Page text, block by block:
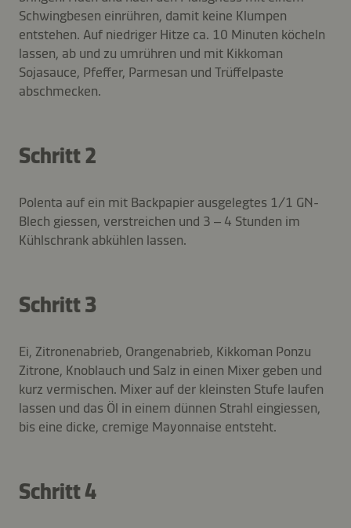
Schwingbesen einrühren, damit keine Klumpen
entstehen. Auf niedriger Hitze ca. 10 Minuten köcheln
lassen, ab und zu umrühren und mit Kikkoman
Sojasauce, Pfeffer, Parmesan und Trüffelpaste
abschmecken.
Schritt 2
Polenta auf ein mit Backpapier ausgelegtes 1/1 GN-
Blech giessen, verstreichen und 3 – 4 Stunden im
Kühlschrank abkühlen lassen.
Schritt 3
Ei, Zitronenabrieb, Orangenabrieb, Kikkoman Ponzu
Zitrone, Knoblauch und Salz in einen Mixer geben und
kurz vermischen. Mixer auf der kleinsten Stufe laufen
lassen und das Öl in einem dünnen Strahl eingiessen,
bis eine dicke, cremige Mayonnaise entsteht.
Schritt 4